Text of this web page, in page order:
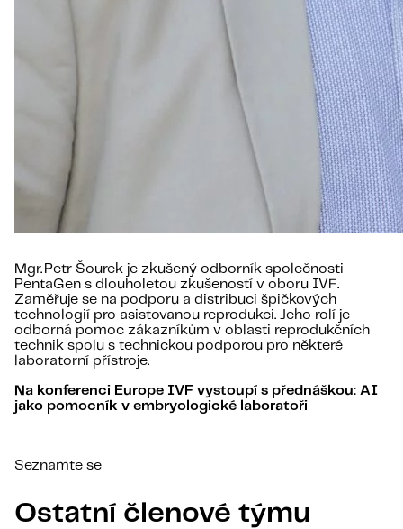
Mgr. Petr Šourek je zkušený odborník společnosti
PentaGen s dlouholetou zkušeností v oboru IVF.
Zaměřuje se na podporu a distribuci špičkových
technologií pro asistovanou reprodukci. Jeho rolí je
odborná pomoc zákazníkům v oblasti reprodukčních
technik spolu s technickou podporou pro některé
laboratorní přístroje.
Na konferenci Europe IVF vystoupí s přednáškou: AI
jako pomocník v embryologické laboratoři
Seznamte se
Ostatní členové týmu